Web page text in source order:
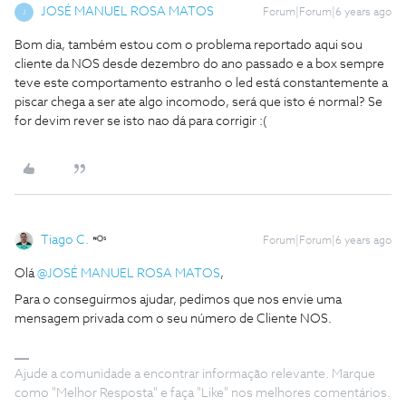
JOSÉ MANUEL ROSA MATOS Forum|Forum|6 years ago
Bom dia, também estou com o problema reportado aqui sou
cliente da NOS desde dezembro do ano passado e a box sempre
teve este comportamento estranho o led está constantemente a
piscar chega a ser ate algo incomodo, será que isto é normal? Se
for devim rever se isto nao dá para corrigir :(
Tiago C. Forum|Forum|6 years ago
Olá@JOSÉ MANUEL ROSA MATOS,
Para o conseguirmos ajudar, pedimos que nos envie uma
mensagem privada com o seu número de Cliente NOS.
Ajude a comunidade a encontrar informação relevante. Marque
como "Melhor Resposta" e faça "Like" nos melhores comentários.